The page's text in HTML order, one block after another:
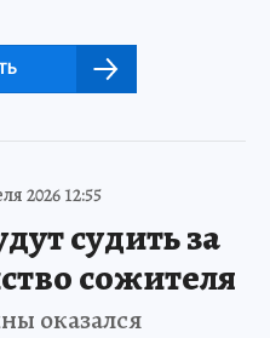
2026 12:55
судить за
сожителя
оказался